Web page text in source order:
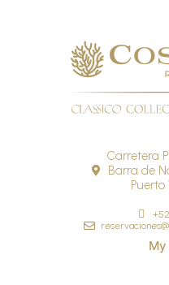
Carretera
Barra de
Puerto